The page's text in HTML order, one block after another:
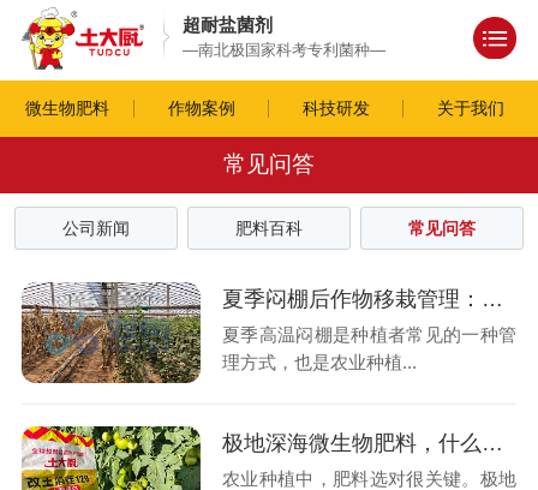
超耐盐菌剂
—南北极国家科考专利菌种—
微生物肥料 作物案例 科技研发 关于我们
常见问答
公司新闻 肥料百科 常见问答
夏季闷棚后作物移栽管理：别让“好心”办了“坏事”
夏季高温闷棚是种植者常见的一种管
理方式，也是农业种植...
极地深海微生物肥料，什么时间用效果好？
农业种植中，肥料选对很关键。极地